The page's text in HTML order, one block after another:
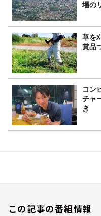
場の
草を
賞品
コン
チャ
き
この記事の番組情報